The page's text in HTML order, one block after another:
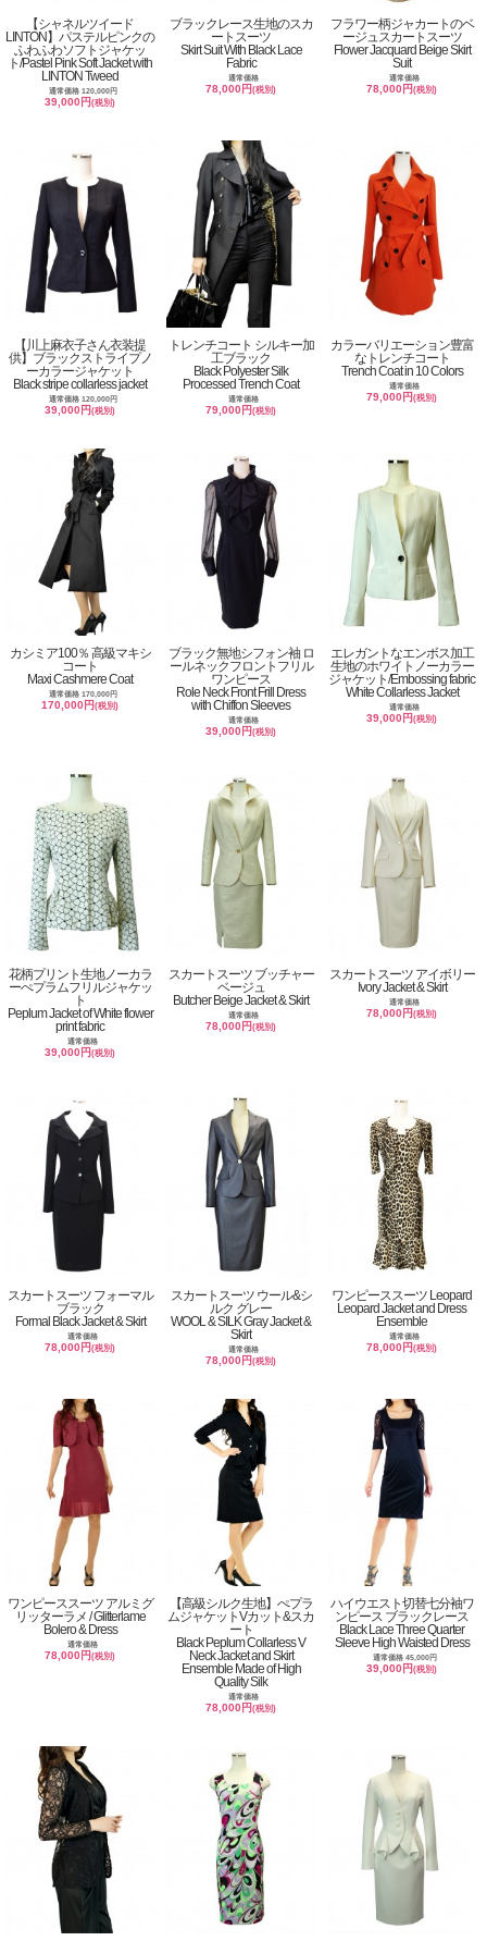
【シャネルツイード
LINTON】パステルピンクの
ふわふわソフトジャケッ
ト/Pastel Pink Soft Jacket with
LINTON Tweed
通常価格 120,000円
39,000円(税別)
ブラックレース生地のスカ
ートスーツ
Skirt Suit With Black Lace
Fabric
通常価格
78,000円(税別)
フラワー柄ジャカートのベ
ージュスカートスーツ
Flower Jacquard Beige Skirt
Suit
通常価格
78,000円(税別)
【川上麻衣子さん衣装提
供】ブラックストライプノ
ーカラージャケット
Black stripe collarless jacket
通常価格 120,000円
39,000円(税別)
トレンチコート シルキー加
工ブラック
Black Polyester Silk
Processed Trench Coat
通常価格
79,000円(税別)
カラーバリエーション豊富
なトレンチコート
Trench Coat in 10 Colors
通常価格
79,000円(税別)
カシミア100％ 高級マキシ
コート
Maxi Cashmere Coat
通常価格 170,000円
170,000円(税別)
ブラック無地シフォン袖 ロ
ールネックフロントフリル
ワンピース
Role Neck Front Frill Dress
with Chiffon Sleeves
通常価格
39,000円(税別)
エレガントなエンボス加工
生地のホワイトノーカラー
ジャケット/Embossing fabric
White Collarless Jacket
通常価格
39,000円(税別)
花柄プリント生地ノーカラ
ーぺプラムフリルジャケッ
ト
Peplum Jacket of White flower
print fabric
通常価格
39,000円(税別)
スカートスーツ ブッチャー
ベージュ
Butcher Beige Jacket & Skirt
通常価格
78,000円(税別)
スカートスーツ アイボリー
Ivory Jacket & Skirt
通常価格
78,000円(税別)
スカートスーツ フォーマル
ブラック
Formal Black Jacket & Skirt
通常価格
78,000円(税別)
スカートスーツ ウール&シ
ルク グレー
WOOL & SILK Gray Jacket &
Skirt
通常価格
78,000円(税別)
ワンピーススーツ Leopard
Leopard Jacket and Dress
Ensemble
通常価格
78,000円(税別)
ワンピーススーツ アルミグ
リッターラメ / Glitterlame
Bolero & Dress
通常価格
78,000円(税別)
【高級シルク生地】ぺプラ
ムジャケットVカット&スカ
ート
Black Peplum Collarless V
Neck Jacket and Skirt
Ensemble Made of High
Quality Silk
通常価格
78,000円(税別)
ハイウエスト切替七分袖ワ
ンピース ブラックレース
Black Lace Three Quarter
Sleeve High Waisted Dress
通常価格 45,000円
39,000円(税別)